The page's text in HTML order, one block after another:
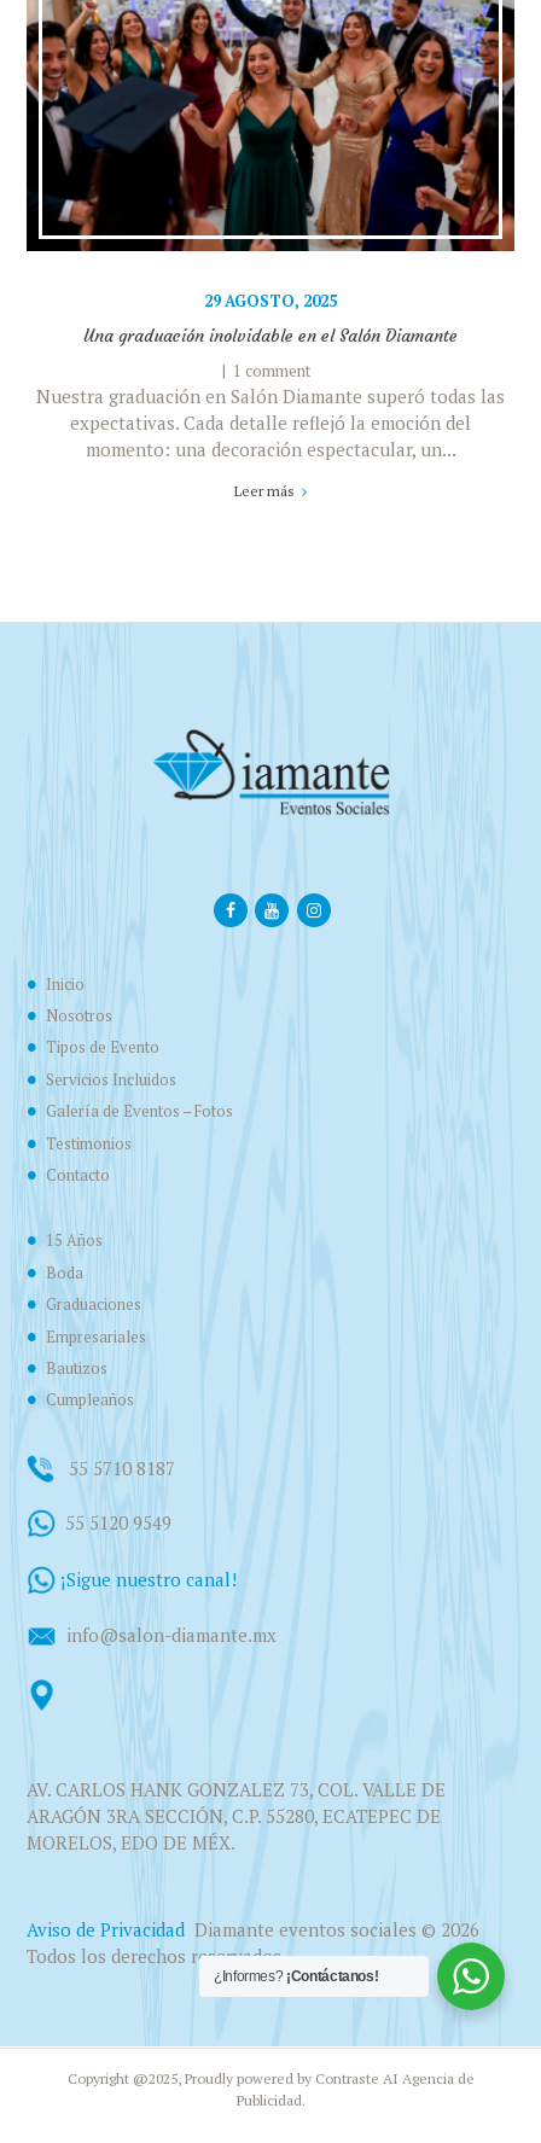
29 AGOSTO, 2025
Una graduación inolvidable en el Salón Diamante
1 comment
Nuestra graduación en Salón Diamante superó todas las
expectativas. Cada detalle reflejó la emoción del
momento: una decoración espectacular, un...
Leer más
Inicio
Nosotros
Tipos de Evento
Servicios Incluidos
Galería de Eventos – Fotos
Testimonios
Contacto
15 Años
Boda
Graduaciones
Empresariales
Bautizos
Cumpleaños
55 5710 8187
55 5120 9549
¡Sigue nuestro canal!
info@salon-diamante.mx
AV. CARLOS HANK GONZALEZ 73, COL. VALLE DE
ARAGÓN 3RA SECCIÓN, C.P. 55280, ECATEPEC DE
MORELOS, EDO DE MÉX.
Aviso de PrivacidadDiamante eventos sociales © 2026
Todos los derechos reservados.
Copyright @2025, Proudly powered by Contraste AI Agencia de
Publicidad.
¿Informes? ¡Contáctanos!